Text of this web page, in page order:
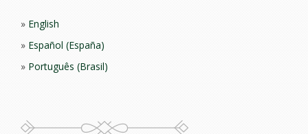
English
Español (España)
Português (Brasil)